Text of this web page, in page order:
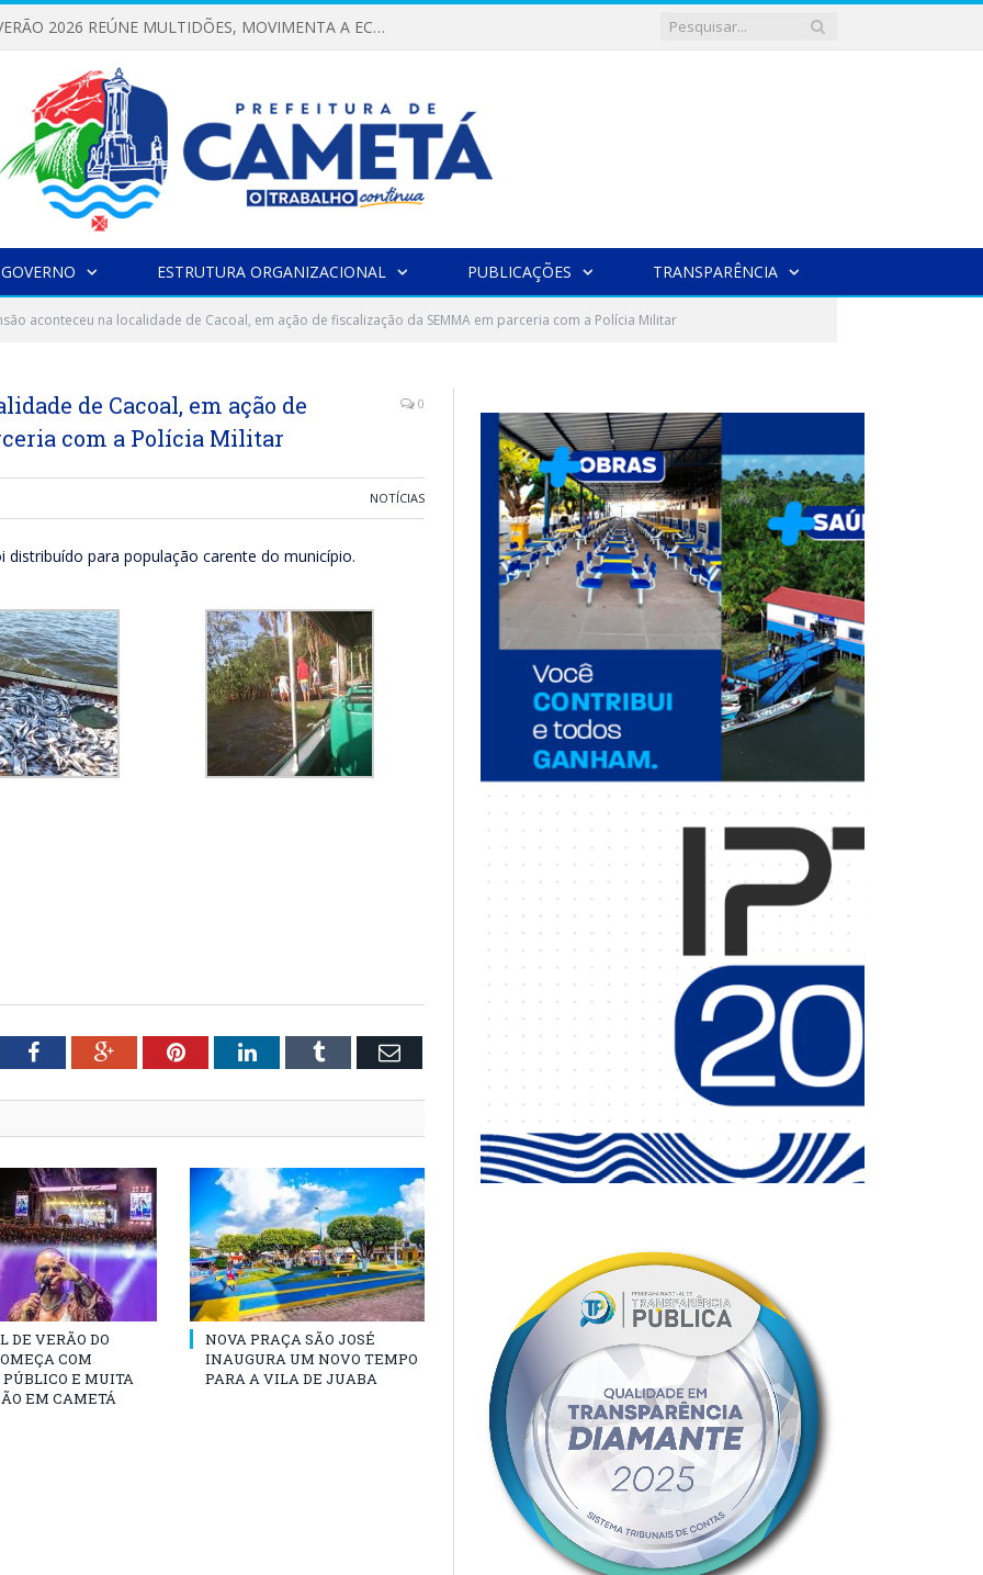
FESTIVAL DE VERÃO 2026 REÚNE MULTIDÕES, MOVIMENTA A ECONOMIA E FORTALECE A CULTURA LOCAL
ESTRUTURA ORGANIZACIONAL PUBLICAÇÕES TRANSPARÊNCIA
aconteceu na localidade de Cacoal, em ação de fiscalização da SEMMA em parceria com a Polícia Militar
de Cacoal, em ação de
com a Polícia Militar
0
NOTÍCIAS
para população carente do município.
FacebookGoogle+PinterestLinkedInTumblr Email
DE VERÃO DO
COM
PÚBLICO E MUITA
EM CAMETÁ
NOVA PRAÇA SÃO JOSÉ
INAUGURA UM NOVO TEMPO
PARA A VILA DE JUABA